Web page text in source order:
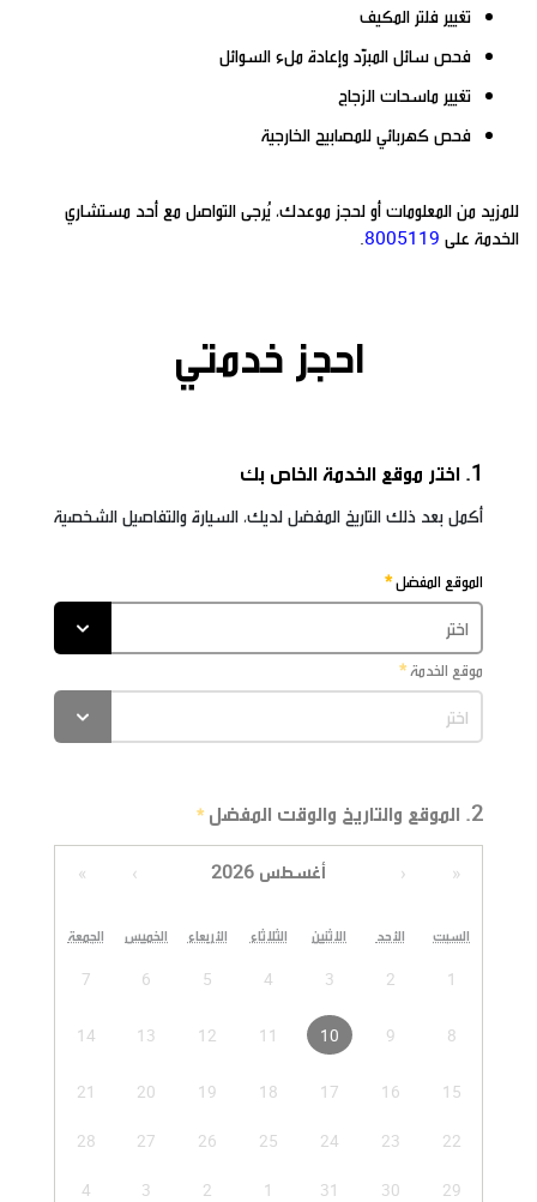
تغيير فلتر المكيف
فحص سائل المبرّد وإعادة ملء السوائل
تغيير ماسحات الزجاج
فحص كهربائي للمصابيح الخارجية
للمزيد من المعلومات أو لحجز موعدك، يُرجى التواصل مع أحد مستشاري
الخدمة على 8005119
.
احجز خدمتي
1. اختر موقع الخدمة الخاص بك
أكمل بعد ذلك التاريخ المفضل لديك، السيارة والتفاصيل الشخصية
الموقع المفضل
موقع الخدمة
2. الموقع والتاريخ والوقت المفضل
«
‹ أغسطس 2026 ›
»
السبت الأحد الاثنين الثلاثاء الأربعاء الخميس الجمعة
1
2
3
4
5
6
7
8
9
10
11
12
13
14
15
16
17
18
19
20
21
22
23
24
25
26
27
28
29
30
31
1
2
3
4